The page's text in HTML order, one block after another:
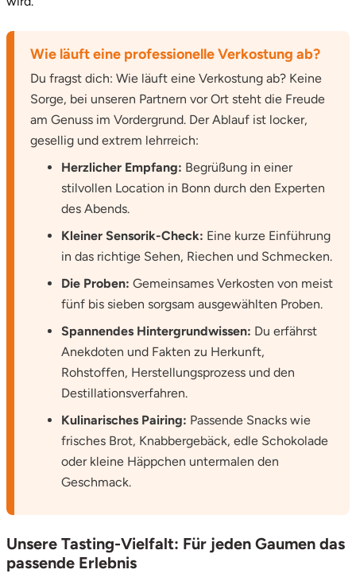
Wie läuft eine professionelle Verkostung ab?
Du fragst dich: Wie läuft eine Verkostung ab? Keine
Sorge, bei unseren Partnern vor Ort steht die Freude
am Genuss im Vordergrund. Der Ablauf ist locker,
gesellig und extrem lehrreich:
Herzlicher Empfang: Begrüßung in einer
stilvollen Location in Bonn durch den Experten
des Abends.
Kleiner Sensorik-Check: Eine kurze Einführung
in das richtige Sehen, Riechen und Schmecken.
Die Proben: Gemeinsames Verkosten von meist
fünf bis sieben sorgsam ausgewählten Proben.
Spannendes Hintergrundwissen: Du erfährst
Anekdoten und Fakten zu Herkunft,
Rohstoffen, Herstellungsprozess und den
Destillationsverfahren.
Kulinarisches Pairing: Passende Snacks wie
frisches Brot, Knabbergebäck, edle Schokolade
oder kleine Häppchen untermalen den
Geschmack.
Unsere Tasting-Vielfalt: Für jeden Gaumen das
passende Erlebnis